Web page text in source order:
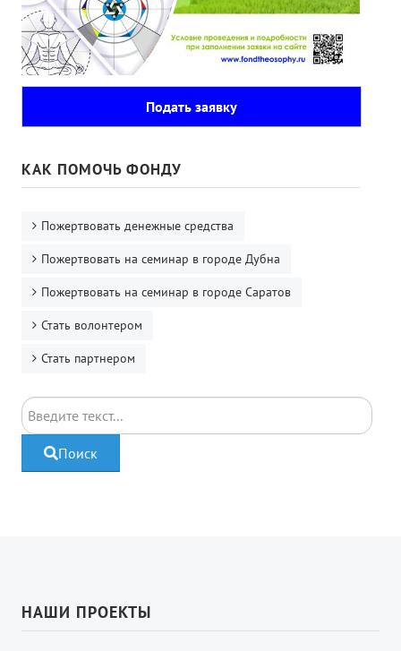
Подать заявку
КАК ПОМОЧЬ ФОНДУ
Пожертвовать денежные средства
Пожертвовать на семинар в городе Дубна
Пожертвовать на семинар в городе Саратов
Стать волонтером
Стать партнером
Поиск
Поиск
НАШИ ПРОЕКТЫ